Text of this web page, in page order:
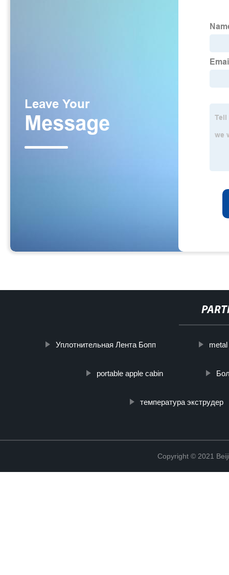
Уплотнительная Лента Бопп
portable apple cabin
температура экструдер
Copyright © 2021